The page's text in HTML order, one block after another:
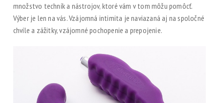
množstvo techník a nástrojov, ktoré vám v tom môžu pomôcť.
Výber je len na vás. Vzájomná intimita je naviazaná aj na spoločné
chvíle a zážitky, vzájomné pochopenie a prepojenie.